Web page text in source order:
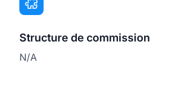
Structure de commission
N/A